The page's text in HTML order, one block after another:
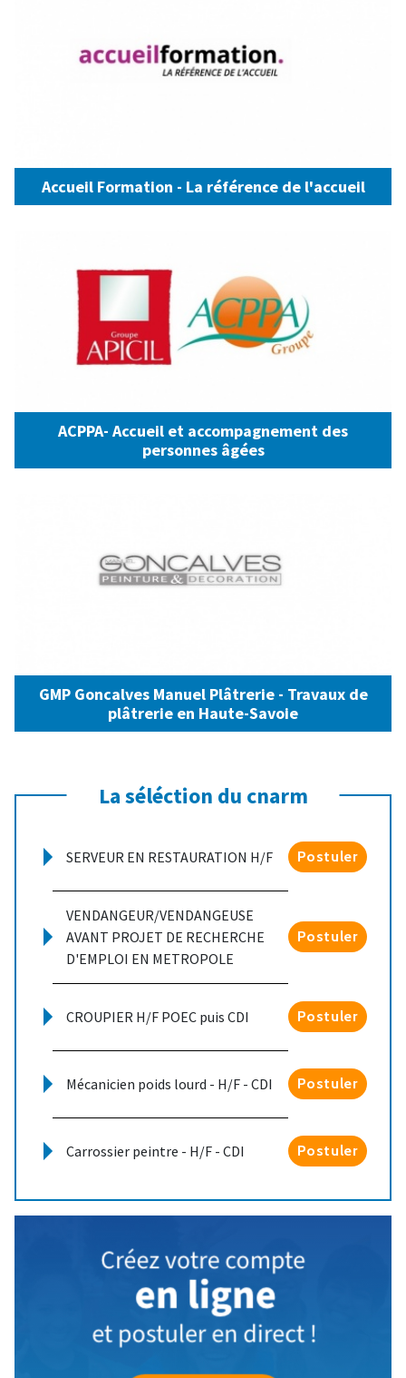
Accueil Formation - La référence de l'accueil
ACPPA- Accueil et accompagnement des
personnes âgées
GMP Goncalves Manuel Plâtrerie - Travaux de
plâtrerie en Haute-Savoie
La séléction du cnarm
SERVEUR EN RESTAURATION H/F Postuler
VENDANGEUR/VENDANGEUSE
AVANT PROJET DE RECHERCHE
D'EMPLOI EN METROPOLE
Postuler
CROUPIER H/F POEC puis CDI Postuler
Mécanicien poids lourd - H/F - CDI Postuler
Carrossier peintre - H/F - CDI Postuler